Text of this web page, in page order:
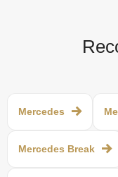
Mercedes
Mercedes Break